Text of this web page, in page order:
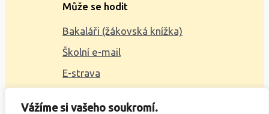
Vážíme si vašeho soukromí.
Může se hodit
Bakaláři (žákovská knížka)
Školní e-mail
E-strava